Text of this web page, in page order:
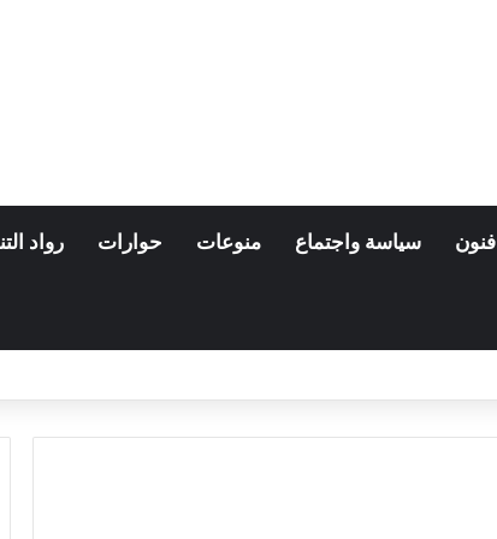
فنون سياسة واجتماع منوعات حوارات رواد